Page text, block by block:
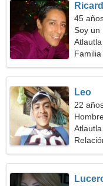
45
Soy un
Atlautla
Familia
Leo
22
Atlautla